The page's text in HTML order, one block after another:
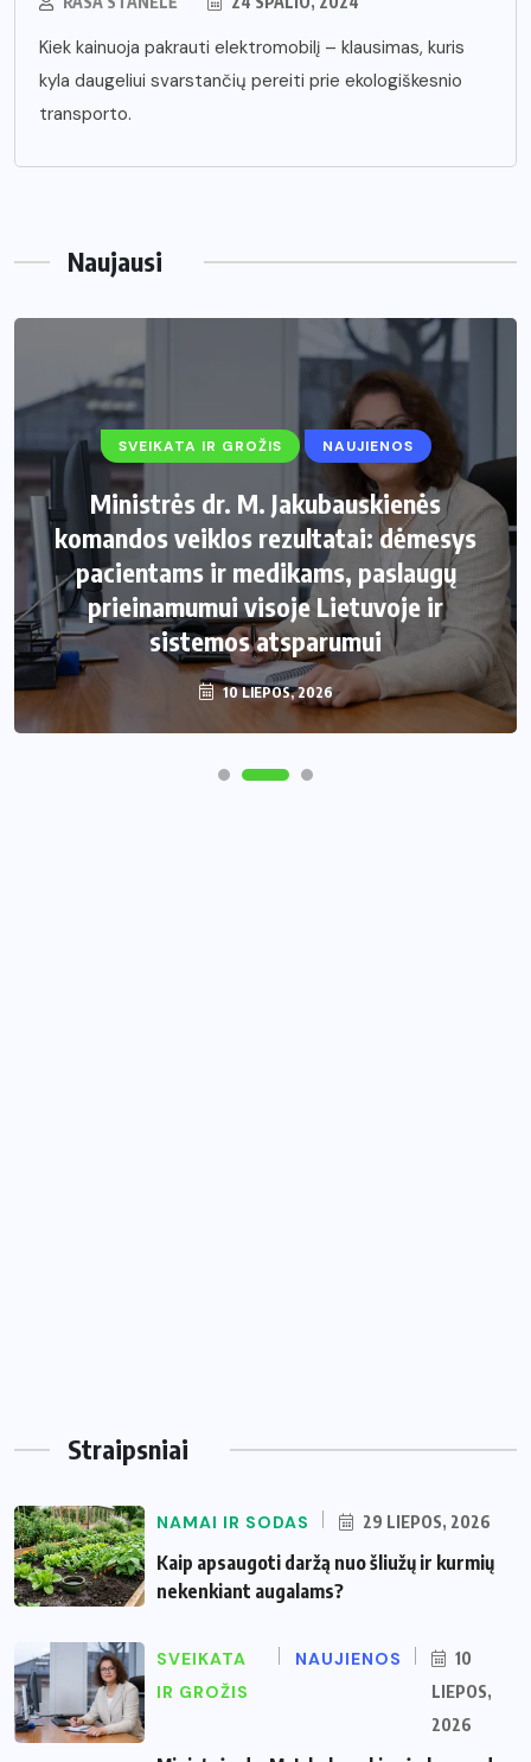
Kiek kainuoja pakrauti elektromobilį – klausimas, kuris
kyla daugeliui svarstančių pereiti prie ekologiškesnio
transporto.
Naujausi
SVEIKATA IR GROŽIS NAUJIENOS
Ministrės dr. M. Jakubauskienės
komandos veiklos rezultatai: dėmesys
pacientams ir medikams, paslaugų
prieinamumui visoje Lietuvoje ir
sistemos atsparumui
10 LIEPOS, 2026
Straipsniai
NAMAI IR SODAS 29 LIEPOS, 2026
Kaip apsaugoti daržą nuo šliužų ir kurmių
nekenkiant augalams?
SVEIKATA
IR GROŽIS
NAUJIENOS
10
LIEPOS,
2026